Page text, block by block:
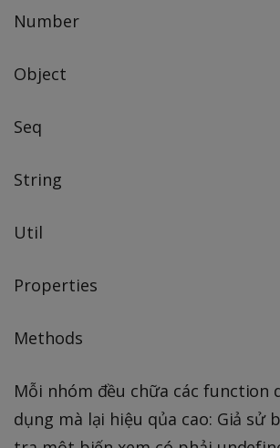
Number
Object
Seq
String
Util
Properties
Methods
Mỗi nhóm đều chữa các function
dụng mà lại hiệu qủa cao: Giả sử